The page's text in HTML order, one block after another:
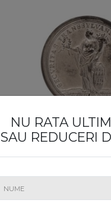
NU RATA
SAU REDUCERI